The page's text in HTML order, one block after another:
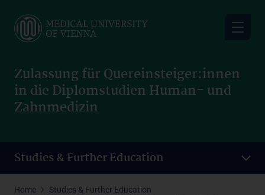
main
Zulassung für Quereinsteiger:innen
in die Diplomstudien Human- und
Zahnmedizin
Studies & Further Education
Home
Studies & Further Education